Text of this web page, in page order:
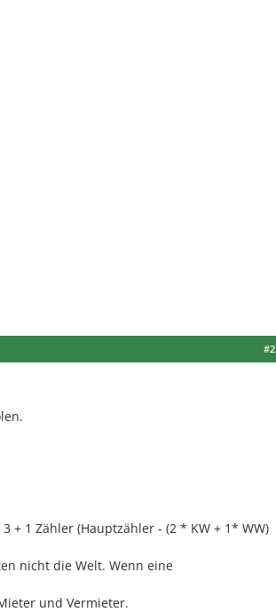
#2
+ 1 Zähler (Hauptzähler - (2 * KW + 1* WW)
nicht die Welt. Wenn eine
und Vermieter.